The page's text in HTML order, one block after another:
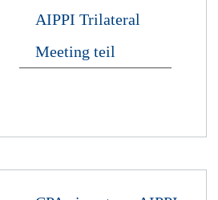
AIPPI Trilateral
Meeting teil